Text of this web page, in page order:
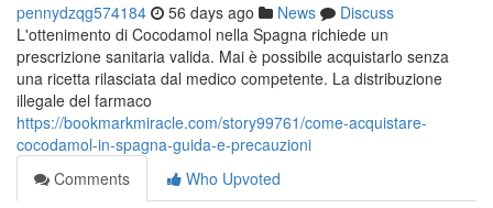
pennydzqg574184 56 days ago News
Discuss
L'ottenimento di Cocodamol nella Spagna richiede un
prescrizione sanitaria valida. Mai è possibile acquistarlo senza
una ricetta rilasciata dal medico competente. La distribuzione
illegale del farmaco
https://bookmarkmiracle.com/story99761/come-acquistare-
cocodamol-in-spagna-guida-e-precauzioni
Comments
Who Upvoted